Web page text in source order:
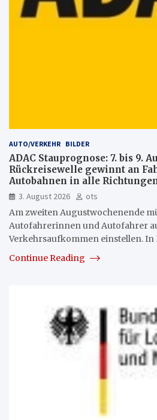
AUTO/VERKEHR BILDER
ADAC Stauprognose: 7. bis 9.
Rückreisewelle gewinnt an
Autobahnen in alle
3. August 2026
ots
Am zweiten Augustwochenende
Autofahrerinnen und Autofahrer
Verkehrsaufkommen einstellen. In
Continue Reading